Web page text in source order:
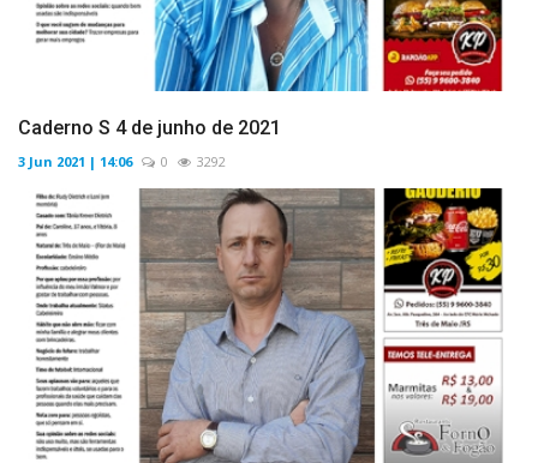
Caderno S 4 de junho de 2021
3 Jun 2021 | 14:06 0 3292